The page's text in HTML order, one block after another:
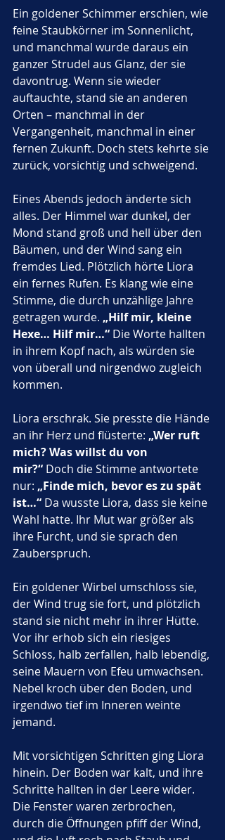
Ein goldener Schimmer erschien, wie
feine Staubkörner im Sonnenlicht,
und manchmal wurde daraus ein
ganzer Strudel aus Glanz, der sie
davontrug. Wenn sie wieder
auftauchte, stand sie an anderen
Orten – manchmal in der
Vergangenheit, manchmal in einer
fernen Zukunft. Doch stets kehrte sie
zurück, vorsichtig und schweigend.
Eines Abends jedoch änderte sich
alles. Der Himmel war dunkel, der
Mond stand groß und hell über den
Bäumen, und der Wind sang ein
fremdes Lied. Plötzlich hörte Liora
ein fernes Rufen. Es klang wie eine
Stimme, die durch unzählige Jahre
getragen wurde. „Hilf mir, kleine
Hexe… Hilf mir…“ Die Worte hallten
in ihrem Kopf nach, als würden sie
von überall und nirgendwo zugleich
kommen.
Liora erschrak. Sie presste die Hände
an ihr Herz und flüsterte: „Wer ruft
mich? Was willst du von
mir?“ Doch die Stimme antwortete
nur: „Finde mich, bevor es zu spät
ist…“ Da wusste Liora, dass sie keine
Wahl hatte. Ihr Mut war größer als
ihre Furcht, und sie sprach den
Zauberspruch.
Ein goldener Wirbel umschloss sie,
der Wind trug sie fort, und plötzlich
stand sie nicht mehr in ihrer Hütte.
Vor ihr erhob sich ein riesiges
Schloss, halb zerfallen, halb lebendig,
seine Mauern von Efeu umwachsen.
Nebel kroch über den Boden, und
irgendwo tief im Inneren weinte
jemand.
Mit vorsichtigen Schritten ging Liora
hinein. Der Boden war kalt, und ihre
Schritte hallten in der Leere wider.
Die Fenster waren zerbrochen,
durch die Öffnungen pfiff der Wind,